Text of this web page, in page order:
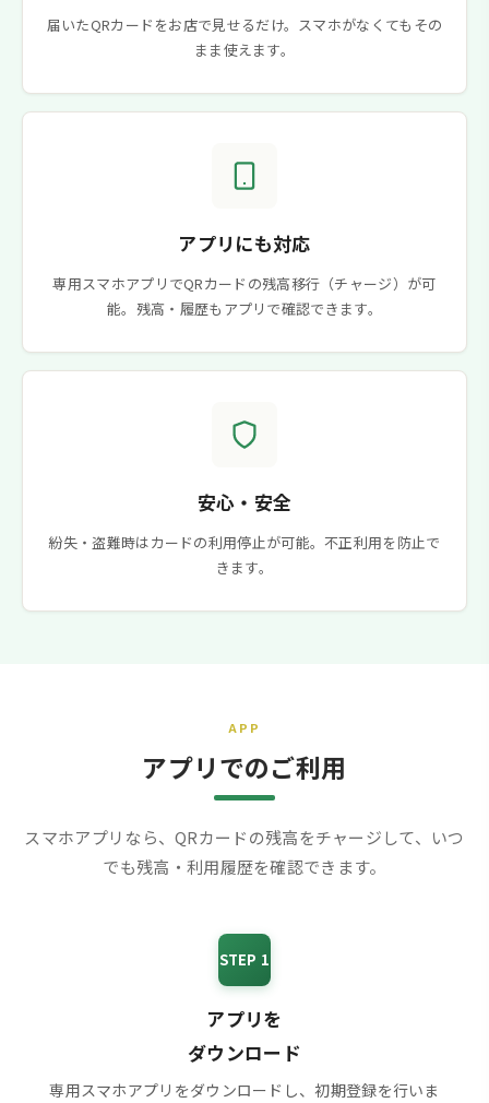
届いたQRカードをお店で見せるだけ。スマホがなくてもその
まま使えます。
アプリにも対応
専用スマホアプリでQRカードの残高移行（チャージ）が可
能。残高・履歴もアプリで確認できます。
安心・安全
紛失・盗難時はカードの利用停止が可能。不正利用を防止で
きます。
APP
アプリでのご利用
スマホアプリなら、QRカードの残高をチャージして、いつ
でも残高・利用履歴を確認できます。
STEP 1
アプリを
ダウンロード
専用スマホアプリをダウンロードし、初期登録を行いま